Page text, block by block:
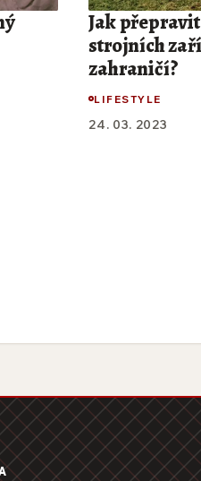
Jak
strojních
zahraničí?
LIFESTYLE
24. 03. 2023